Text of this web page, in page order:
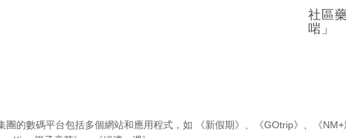
社區
啱」
團的數碼平台包括多個網站和應用程式，如 《新假期》 、 《GOtrip》 、 《